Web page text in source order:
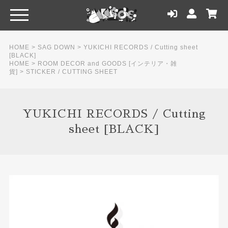
HOME > SAG DOWN > YUKICHI RECORDS / Cutting sheet
[BLACK]
HOME > ROOM DECOR and GOODS [インテリア・雑
貨] > STICKER / CUTTING SHEET
YUKICHI RECORDS / Cutting
sheet [BLACK]